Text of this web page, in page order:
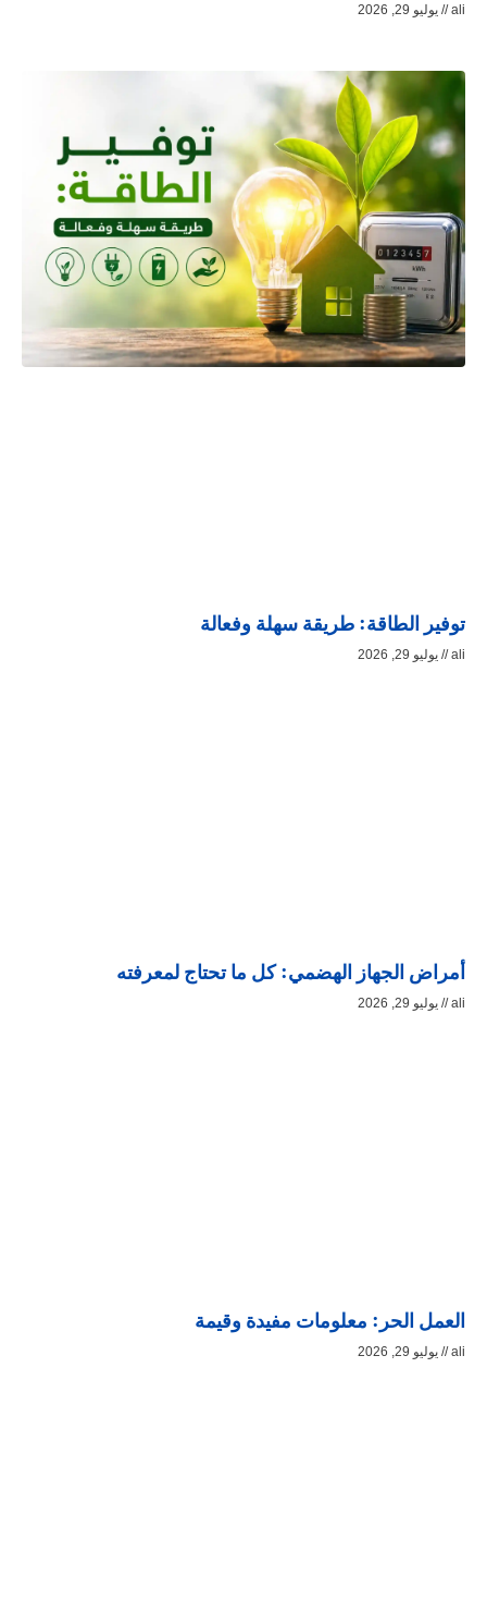
ali يوليو 29, 2026
توفير الطاقة: طريقة سهلة وفعالة
ali يوليو 29, 2026
أمراض الجهاز الهضمي: كل ما تحتاج لمعرفته
ali يوليو 29, 2026
العمل الحر: معلومات مفيدة وقيمة
ali يوليو 29, 2026